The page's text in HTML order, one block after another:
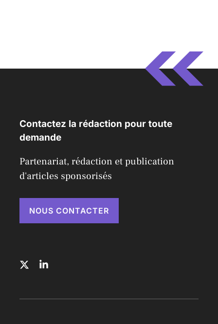
Contactez la rédaction pour toute
demande
Partenariat, rédaction et publication
d'articles sponsorisés
NOUS CONTACTER